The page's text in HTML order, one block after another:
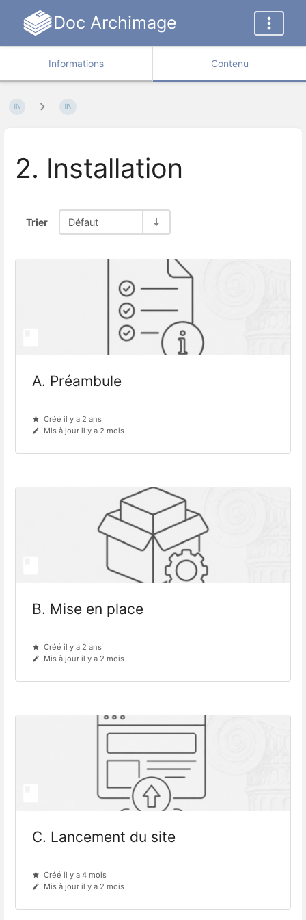
Doc Archimage
Informations Contenu
2. Installation
Trier Défaut
A. Préambule
Créé il y a 2 ans
Mis à jour il y a 2 mois
B. Mise en place
Créé il y a 2 ans
Mis à jour il y a 2 mois
C. Lancement du site
Créé il y a 4 mois
Mis à jour il y a 2 mois